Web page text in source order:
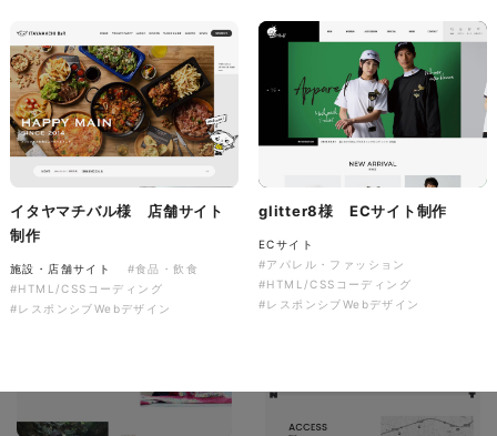
イタヤマチバル様 店舗サイト
制作
施設・店舗サイト
#食品・飲食
#HTML/CSSコーディング
#レスポンシブWebデザイン
glitter8様 ECサイト制作
ECサイト
#アパレル・ファッション
#HTML/CSSコーディング
#レスポンシブWebデザイン